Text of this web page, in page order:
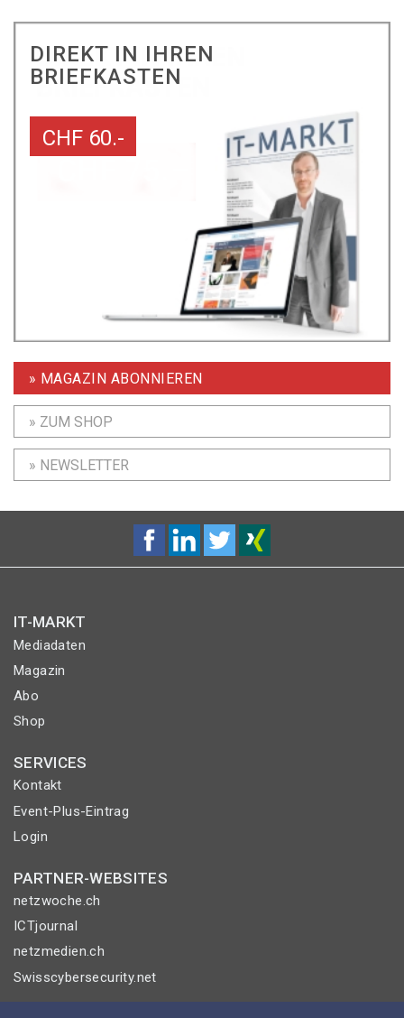
DIREKT IN IHREN
BRIEFKASTEN
CHF 60.-
» MAGAZIN ABONNIEREN
» ZUM SHOP
» NEWSLETTER
IT-MARKT
Mediadaten
Magazin
Abo
Shop
SERVICES
Kontakt
Event-Plus-Eintrag
Login
PARTNER-WEBSITES
netzwoche.ch
ICTjournal
netzmedien.ch
Swisscybersecurity.net